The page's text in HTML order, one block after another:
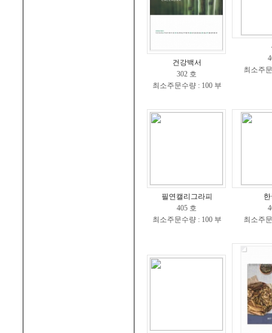
건강백서
302 호
최소주문수량 : 100 부
최소주
필연캘리그라피
405 호
최소주문수량 : 100 부
최소주